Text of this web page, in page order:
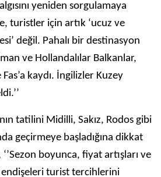
yeniden sorgulamaya
turistler için artık ‘ucuz ve
değil. Pahalı bir destinasyon
ve Hollandalılar Balkanlar,
Fas’a kaydı. İngilizler Kuzey
tatilini Midilli, Sakız, Rodos gibi
geçirmeye başladığına dikkat
boyunca, fiyat artışları ve
turist tercihlerini